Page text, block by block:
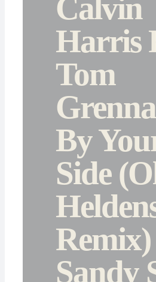
Calvin
Harris
Tom
By
Side
Remix)
Sandy